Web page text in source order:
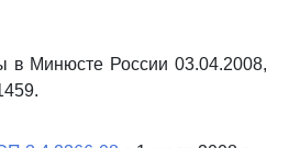
в Минюсте России 03.04.2008,